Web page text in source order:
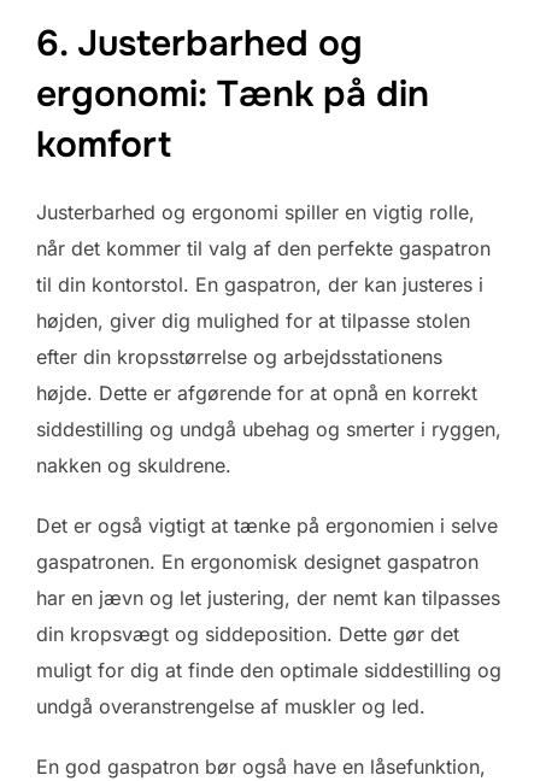
6. Justerbarhed og
ergonomi: Tænk på din
komfort
Justerbarhed og ergonomi spiller en vigtig rolle,
når det kommer til valg af den perfekte gaspatron
til din kontorstol. En gaspatron, der kan justeres i
højden, giver dig mulighed for at tilpasse stolen
efter din kropsstørrelse og arbejdsstationens
højde. Dette er afgørende for at opnå en korrekt
siddestilling og undgå ubehag og smerter i ryggen,
nakken og skuldrene.
Det er også vigtigt at tænke på ergonomien i selve
gaspatronen. En ergonomisk designet gaspatron
har en jævn og let justering, der nemt kan tilpasses
din kropsvægt og siddeposition. Dette gør det
muligt for dig at finde den optimale siddestilling og
undgå overanstrengelse af muskler og led.
En god gaspatron bør også have en låsefunktion,